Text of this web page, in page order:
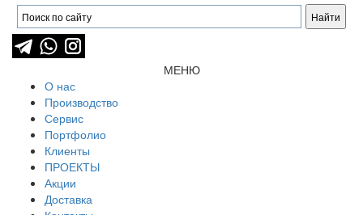
МЕНЮ
О нас
Производство
Сервис
Портфолио
Клиенты
ПРОЕКТЫ
Акции
Доставка